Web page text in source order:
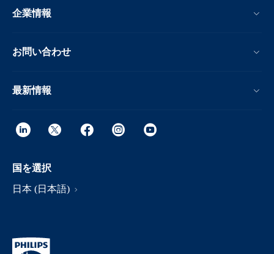
企業情報
お問い合わせ
最新情報
国を選択
日本 (日本語)